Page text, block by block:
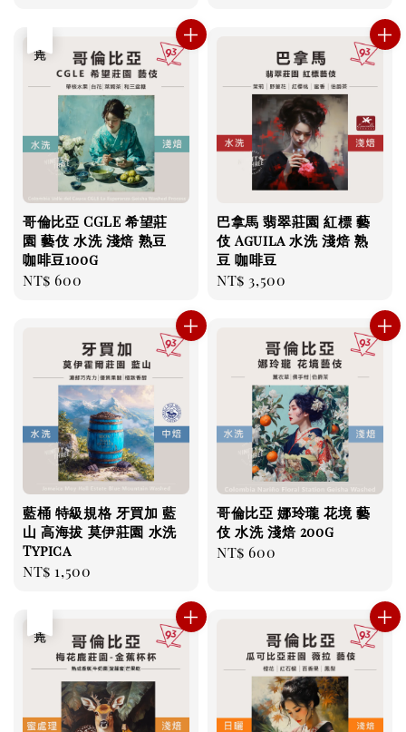
哥倫比亞 CGLE 希望莊
園 藝伎 水洗 淺焙 熟豆
咖啡豆100g
Regular
NT$ 600
巴拿馬 翡翠莊園 紅標 藝
伎 Aguila 水洗 淺焙 熟
豆 咖啡豆
Regular
NT$ 3,500
藍桶 特級規格 牙買加 藍
山 高海拔 莫伊莊園 水洗
Typica
Regular
NT$ 1,500
哥倫比亞 娜玲瓏 花境 藝
伎 水洗 淺焙 200g
Regular
NT$ 600